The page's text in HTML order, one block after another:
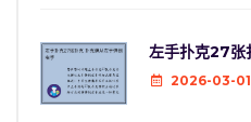
左手扑克27张
2026-03-01